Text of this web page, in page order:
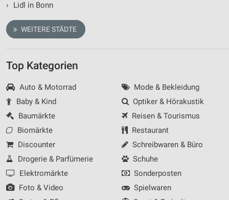
›
Lidl in Bonn
WEITERE STÄDTE
Top Kategorien
Auto & Motorrad
Baby & Kind
Baumärkte
Biomärkte
Discounter
Drogerie & Parfümerie
Elektromärkte
Foto & Video
Mode & Bekleidung
Optiker & Hörakustik
Reisen & Tourismus
Restaurant
Schreibwaren & Büro
Schuhe
Sonderposten
Spielwaren